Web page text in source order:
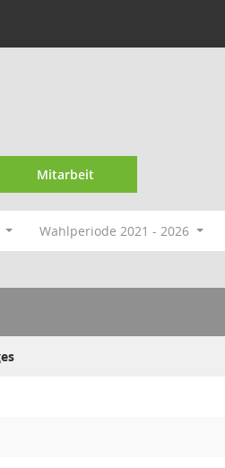
Mitarbeit
Wahlperiode 2021 - 2026